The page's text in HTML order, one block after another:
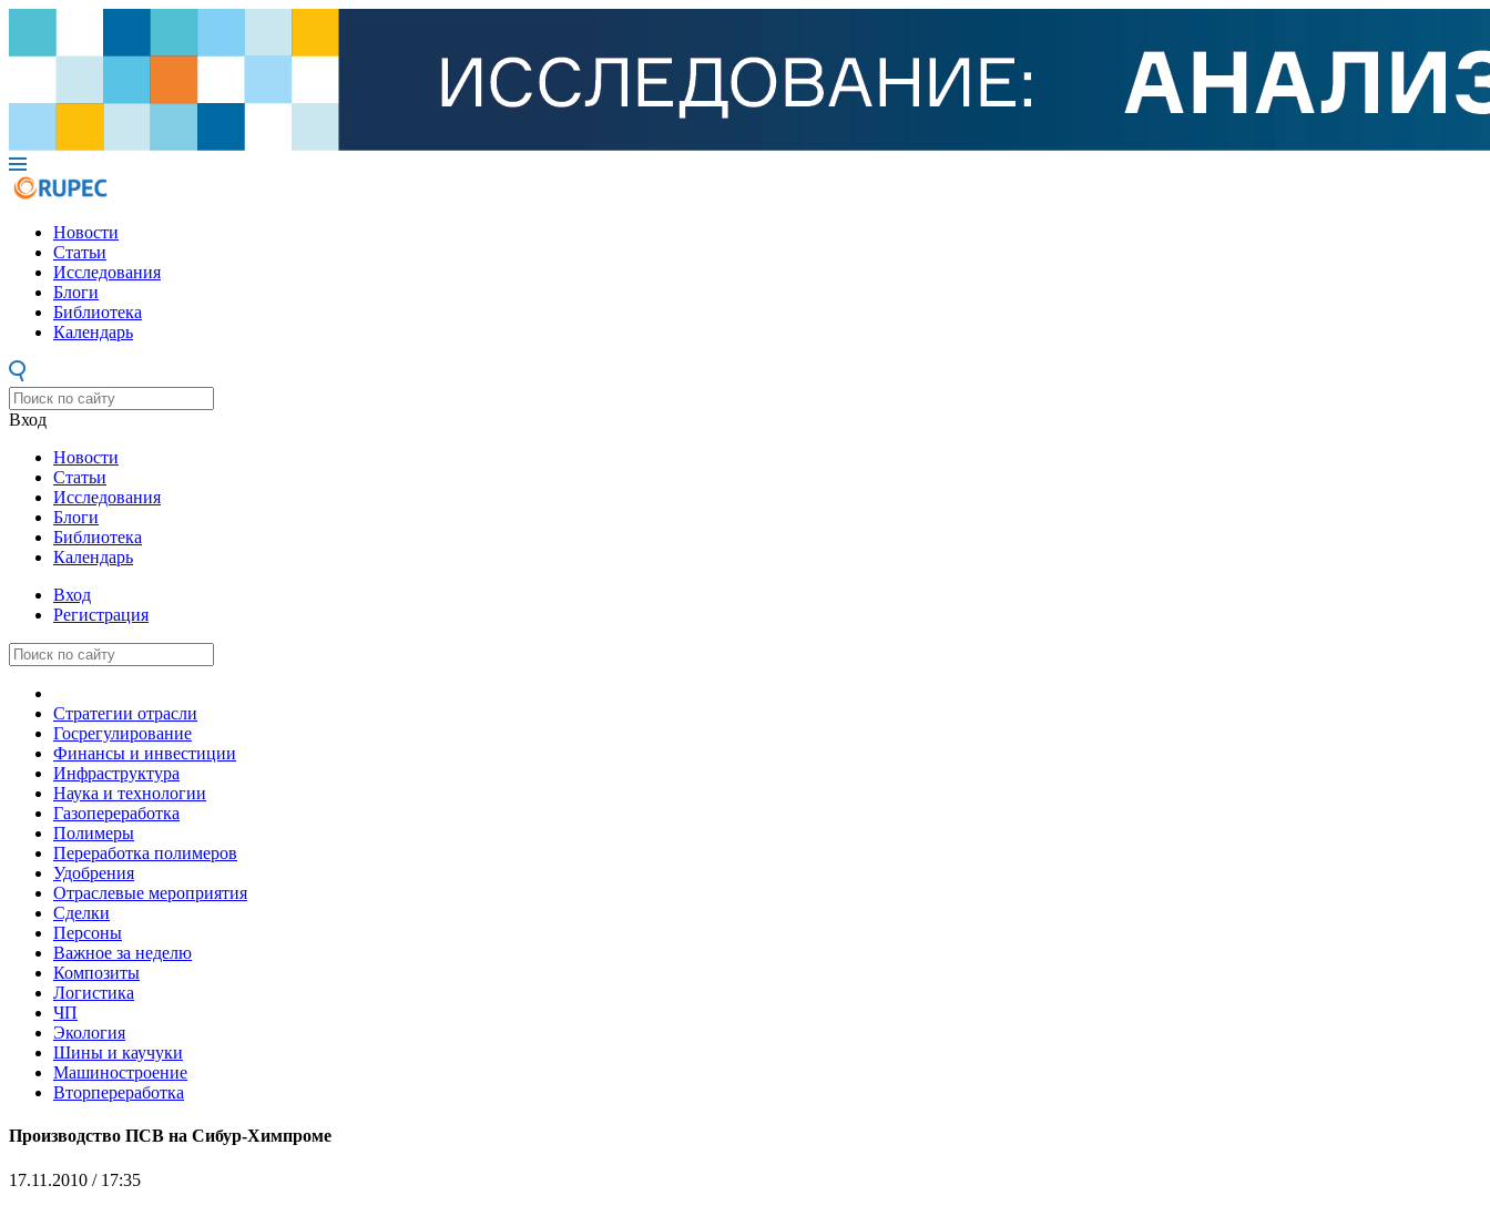
Новости
Статьи
Исследования
Блоги
Библиотека
Календарь
Вход
Новости
Статьи
Исследования
Блоги
Библиотека
Календарь
Вход
Регистрация
Стратегии отрасли
Госрегулирование
Финансы и инвестиции
Инфраструктура
Наука и технологии
Газопереработка
Полимеры
Переработка полимеров
Удобрения
Отраслевые мероприятия
Сделки
Персоны
Важное за неделю
Композиты
Логистика
ЧП
Экология
Шины и каучуки
Машиностроение
Вторпереработка
Производство ПСВ на Сибур-Химпроме
17.11.2010 / 17:35